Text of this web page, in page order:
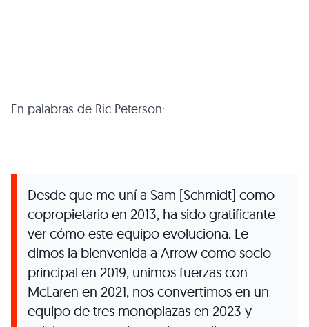
En palabras de Ric Peterson:
Desde que me uní a Sam [Schmidt] como
copropietario en 2013, ha sido gratificante
ver cómo este equipo evoluciona. Le
dimos la bienvenida a Arrow como socio
principal en 2019, unimos fuerzas con
McLaren en 2021, nos convertimos en un
equipo de tres monoplazas en 2023 y